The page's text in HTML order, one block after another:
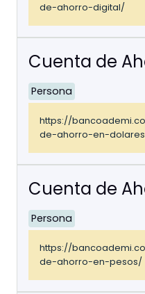
de-ahorro-digital/
Cuenta de
Persona
https://
de-ahorro-en-
Cuenta de
Persona
https://
de-ahorro-en-pesos/